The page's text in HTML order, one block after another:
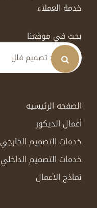
خدمة العملاء
بحث في موقعنا
الصفحه الرئيسيه
أعمال الديكور
خدمات التصميم الخارجي
خدمات التصميم الداخلي
نماذج الأعمال